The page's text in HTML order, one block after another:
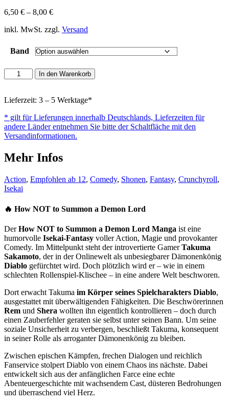
6,50 € – 8,00 €
inkl. MwSt. zzgl. Versand
Band
How
NOT
Summon
Demon
Lord
Menge
In den Warenkorb
Lieferzeit: 3 – 5 Werktage*
* gilt für Lieferungen innerhalb Deutschlands, Lieferzeiten für
andere Länder entnehmen Sie bitte der Schaltfläche mit den
Versandinformationen.
Mehr Infos
Action, Empfohlen ab 12, Comedy, Shonen, Fantasy, Crunchyroll,
Isekai
🔥 How NOT to Summon a Demon Lord
DerHow NOT to Summon a Demon Lord Manga ist eine
humorvolle Isekai-Fantasy voller Action, Magie und provokanter
Comedy. Im Mittelpunkt steht der introvertierte GamerTakuma
Sakamoto, der in der Onlinewelt als unbesiegbarer Dämonenkönig
Diablo gefürchtet wird. Doch plötzlich wird er – wie in einem
schlechten Rollenspiel-Klischee – in eine andere Welt beschworen.
Dort erwacht Takuma im Körper seines Spielcharakters Diablo,
ausgestattet mit überwältigenden Fähigkeiten. Die Beschwörerinnen
Rem und Shera wollten ihn eigentlich kontrollieren – doch durch
einen Zauberfehler geraten sie selbst unter seinen Bann. Um seine
soziale Unsicherheit zu verbergen, beschließt Takuma, konsequent
in seiner Rolle als arroganter Dämonenkönig zu bleiben.
Zwischen epischen Kämpfen, frechen Dialogen und reichlich
Fanservice stolpert Diablo von einem Chaos ins nächste. Dabei
entwickelt sich aus der anfänglichen Farce eine echte
Abenteuergeschichte mit wachsendem Cast, düsteren Bedrohungen
und überraschend viel Herz.